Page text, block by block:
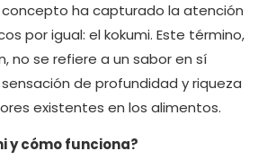
ha capturado la atención
por igual: el kokumi. Este término,
no se refiere a un sabor en sí
de profundidad y riqueza
existentes en los alimentos.
y cómo funciona?